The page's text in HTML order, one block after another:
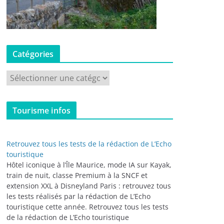
Catégories
a
t
r
i
e
s
Tourisme infos
Retrouvez tous les tests de la rédaction de L’Echo
touristique
Hôtel iconique à l’Île Maurice, mode IA sur Kayak,
train de nuit, classe Premium à la SNCF et
extension XXL à Disneyland Paris : retrouvez tous
les tests réalisés par la rédaction de L’Echo
touristique cette année. Retrouvez tous les tests
de la rédaction de L’Echo touristique